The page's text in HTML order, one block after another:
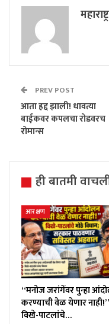
PREV POST
आता हद्द झाली! धावत्या
बाईकवर कपलचा रोडवरच
रोमान्स
ही बातमी
आरक्षण
“मनोज जरांगेंवर पुन्हा
करण्याची वेळ येणार
विखे-पाटलांचे…